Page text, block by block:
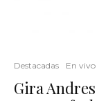
Destacadas En vivo
Gira Andres